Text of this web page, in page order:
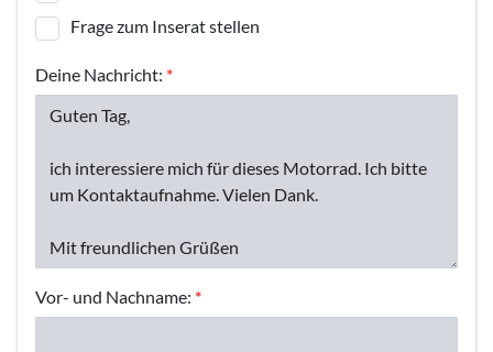
Frage zum Inserat stellen
Deine Nachricht: *
Vor- und Nachname: *